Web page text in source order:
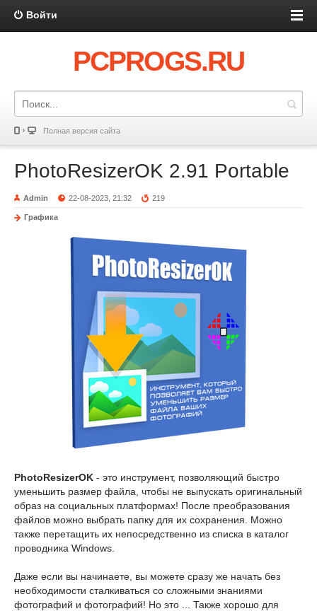
Войти
PCPROGS.RU
Полная версия сайта
PhotoResizerOK 2.91 Portable
Admin 22-08-2023, 21:32 219
Графика
PhotoResizerOK - это инструмент, позволяющий быстро
уменьшить размер файла, чтобы не выпускать оригинальный
образ на социальных платформах! После преобразования
файлов можно выбрать папку для их сохранения. Можно
также перетащить их непосредственно из списка в каталог
проводника Windows.
Даже если вы начинаете, вы можете сразу же начать без
необходимости сталкиваться со сложными знаниями
фотографий и фотографий! Но это ... Также хорошо для